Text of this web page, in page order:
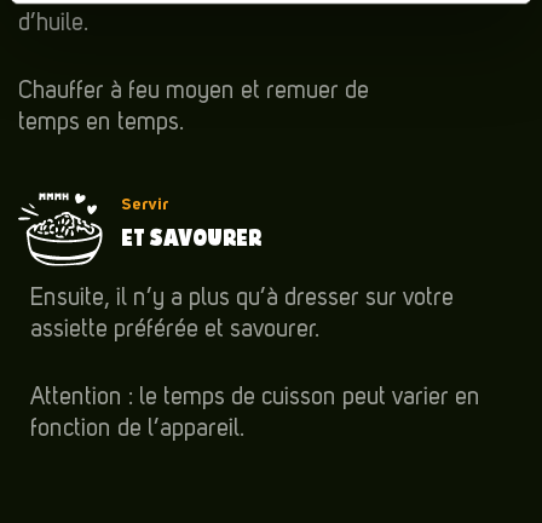
d’huile.
Chauffer à feu moyen et remuer de
temps en temps.
Servir
ET SAVOURER
Ensuite, il n’y a plus qu’à dresser sur votre
assiette préférée et savourer.
Attention : le temps de cuisson peut varier en
fonction de l’appareil.